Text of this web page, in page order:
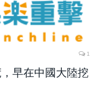
1
早在中國大陸挖